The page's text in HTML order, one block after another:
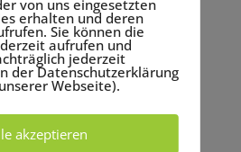
– was neurographisch
wertvoll macht.
Weihnachtszeit – auch für
von uns eingesetzten
erhalten und deren
Sie können die
aufrufen und
jederzeit
der Datenschutzerklärung
Webseite).
akzeptieren